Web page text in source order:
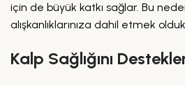
için de büyük katkı sağlar. Bu
alışkanlıklarınıza dahil etmek
Kalp Sağlığını